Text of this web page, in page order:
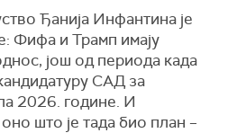
Ђанија Инфантина је
Фифа и Трамп имају
још од периода када
САД за
2026. године. И
што је тада био план –